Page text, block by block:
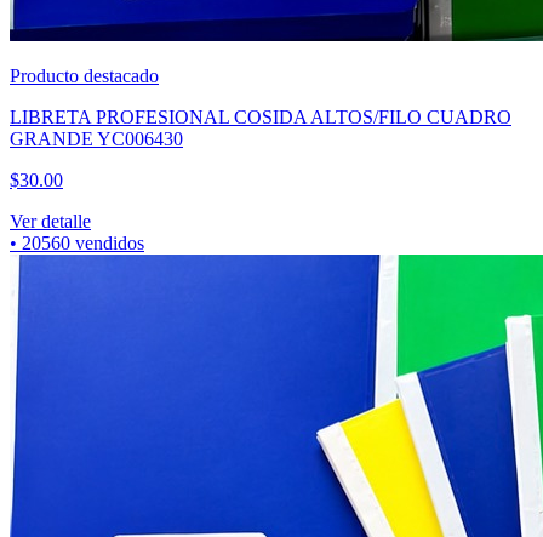
Producto destacado
CUBREBOCA TRICAPA NEGRO CAJA 50PZAS
•7395vendidos